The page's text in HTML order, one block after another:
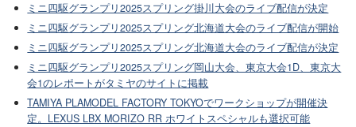
ミニ四駆グランプリ2025スプリング掛川大会のライブ配信が決定
ミニ四駆グランプリ2025スプリング北海道大会のライブ配信が開始
ミニ四駆グランプリ2025スプリング北海道大会のライブ配信が決定
ミニ四駆グランプリ2025スプリング岡山大会、東京大会1D、東京大
会1のレポートがタミヤのサイトに掲載
TAMIYA PLAMODEL FACTORY TOKYOでワークショップが開催決
定。LEXUS LBX MORIZO RR ホワイトスペシャルも選択可能